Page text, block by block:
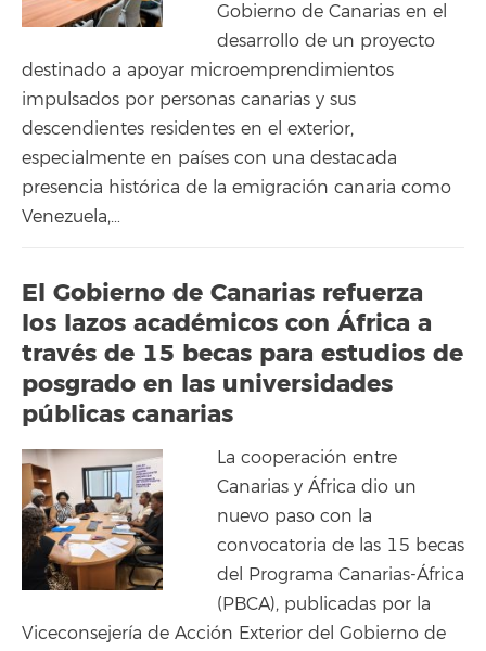
Gobierno de Canarias en el
desarrollo de un proyecto
destinado a apoyar microemprendimientos
impulsados por personas canarias y sus
descendientes residentes en el exterior,
especialmente en países con una destacada
presencia histórica de la emigración canaria como
Venezuela,…
El Gobierno de Canarias refuerza
los lazos académicos con África a
través de 15 becas para estudios de
posgrado en las universidades
públicas canarias
La cooperación entre
Canarias y África dio un
nuevo paso con la
convocatoria de las 15 becas
del Programa Canarias-África
(PBCA), publicadas por la
Viceconsejería de Acción Exterior del Gobierno de